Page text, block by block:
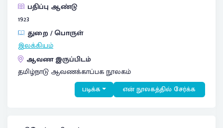
பதிப்பு ஆண்டு
1923
துறை / பொருள்
இலக்கியம்
ஆவண இருப்பிடம்
தமிழ்நாடு ஆவணக்காப்பக நூலகம்
படிக்க என் நூலகத்தில் சேர்க்க